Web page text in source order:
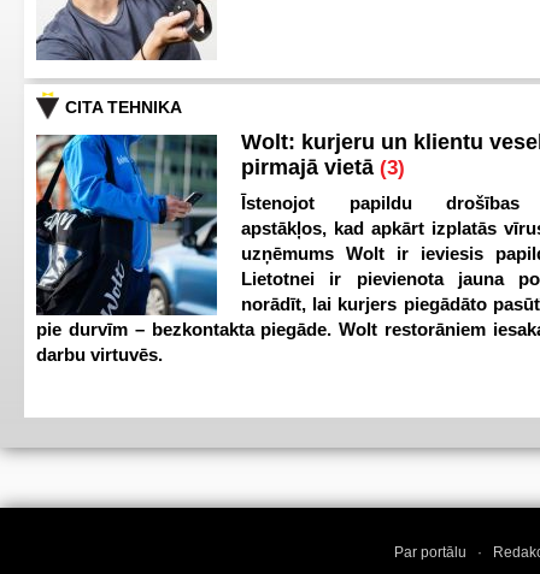
CITA TEHNIKA
Wolt: kurjeru un klientu
pirmajā vietā (3)
Īstenojot papildu drošības
apstākļos, kad apkārt izplatās
uzņēmums Wolt ir ieviesis
Lietotnei ir pievienota jauna
norādīt, lai kurjers piegādāto
pie durvīm – bezkontakta piegāde. Wolt restorāniem
darbu virtuvēs.
Par portālu ·